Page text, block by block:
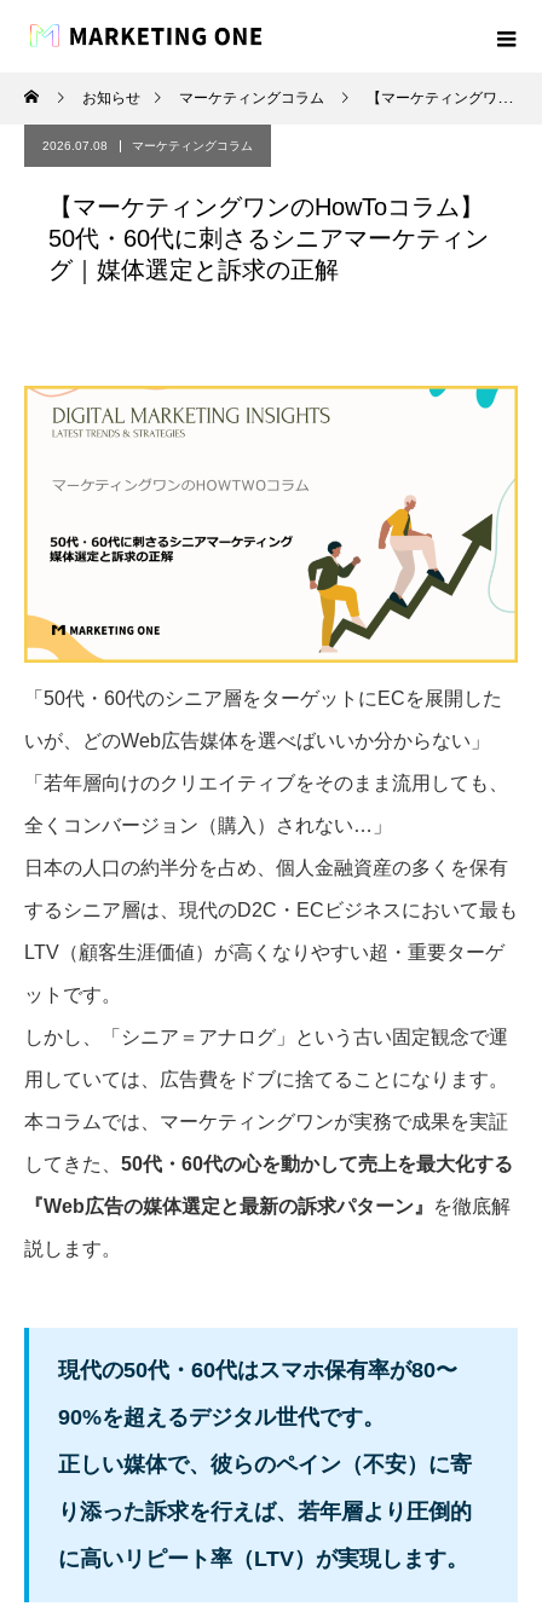
お知らせ マーケティングコラム 【マーケティングワンのHowToコラム】50代・60代に刺さるシニアマーケティング｜媒体選定と訴求の正解
2026.07.08 マーケティングコラム
【マーケティングワンのHowToコラム】
50代・60代に刺さるシニアマーケティン
グ｜媒体選定と訴求の正解
「50代・60代のシニア層をターゲットにECを展開した
いが、どのWeb広告媒体を選べばいいか分からない」
「若年層向けのクリエイティブをそのまま流用しても、
全くコンバージョン（購入）されない…」
日本の人口の約半分を占め、個人金融資産の多くを保有
するシニア層は、現代のD2C・ECビジネスにおいて最も
LTV（顧客生涯価値）が高くなりやすい超・重要ターゲ
ットです。
しかし、「シニア＝アナログ」という古い固定観念で運
用していては、広告費をドブに捨てることになります。
本コラムでは、マーケティングワンが実務で成果を実証
してきた、 50代・60代の心を動かして売上を最大化する
『Web広告の媒体選定と最新の訴求パターン』 を徹底解
説します。
現代の50代・60代はスマホ保有率が80〜
90%を超えるデジタル世代です。
正しい媒体で、彼らのペイン（不安）に寄
り添った訴求を行えば、若年層より圧倒的
に高いリピート率（LTV）が実現します。